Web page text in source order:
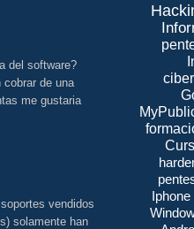
del software?
cobrar de una
me gustaria
vendidos
solamente han
Iphone